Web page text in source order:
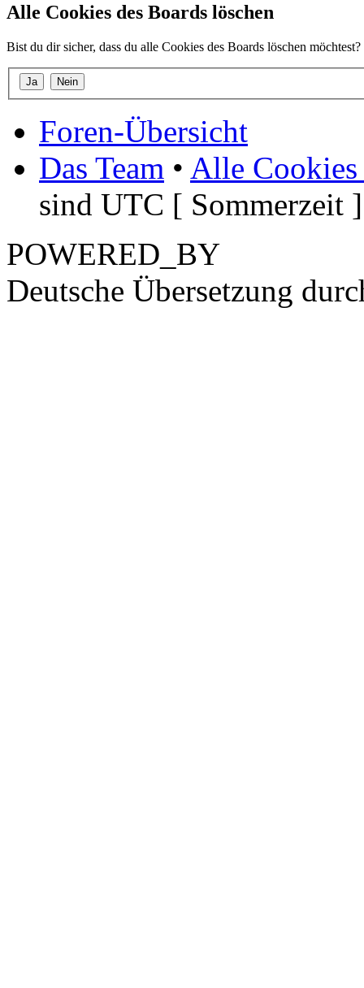
Alle Cookies des Boards löschen
Bist du dir sicher, dass du alle Cookies des Boards löschen möchtest?
Foren-Übersicht
Das Team • Alle Cookies
sind UTC [ Sommerzeit ]
POWERED_BY
Deutsche Übersetzung